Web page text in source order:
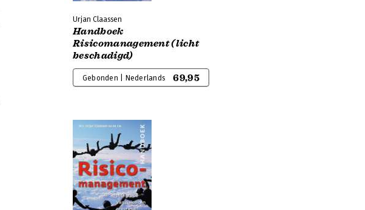
Urjan Claassen
Handboek
Risicomanagement (licht
beschadigd)
Gebonden | Nederlands 69,95